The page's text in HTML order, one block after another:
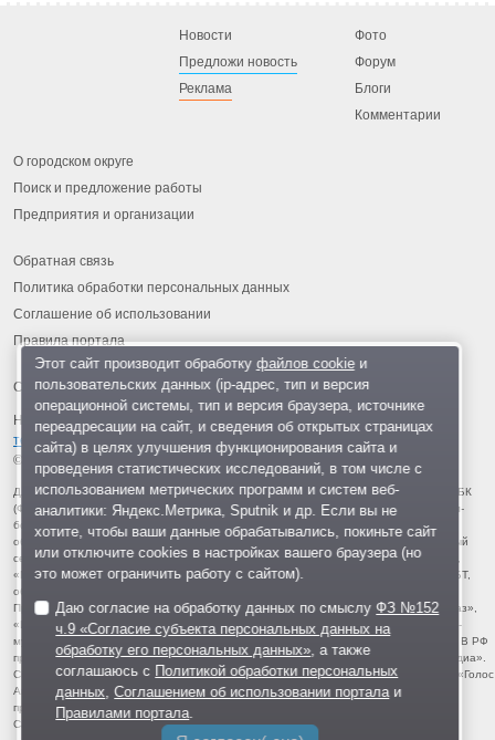
Новости
Предложи новость
Реклама
Фото
Форум
Блоги
Комментарии
О городском округе
Поиск и предложение работы
Предприятия и организации
Обратная связь
Политика обработки персональных данных
Соглашение об использовании
Правила портала
На информационном ресурсе применяются рекомендательные
технологии
© 2013-2026 «ОИНФО»,
сделано в Одинцово
Для читателей: В России признаны экстремистскими и запрещены организации ФБК
(Фонд борьбы с коррупцией, признан иноагентом), Штабы Навального, «Национал-
большевистская партия», «Свидетели Иеговы», «Армия воли народа», «Русский
общенациональный союз», «Движение против нелегальной иммиграции», «Правый
сектор», УНА-УНСО, УПА, «Тризуб им. Степана Бандеры», «Мизантропик дивижн»,
«Меджлис крымскотатарского народа», движение «Артподготовка», движение ЛГБТ,
общероссийская политическая партия «Воля», АУЕ, батальоны «Азов» и «Айдар».
Признаны террористическими и запрещены: «Движение Талибан», «Имарат Кавказ»,
«Исламское государство» (ИГ, ИГИЛ), Джебхад-ан-Нусра, «АУМ Синрике», «Братья-
мусульмане», «Аль-Каида в странах исламского Магриба», «Сеть», «Колумбайн». В РФ
признана нежелательной деятельность «Открытой России», издания «Проект Медиа».
СМИ-иноагентами признаны: телеканал «Дождь», «Медуза», «Важные истории», «Голос
Америки», радио «Свобода», The Insider, «Медиазона», ОВД-инфо. Иноагентами
признаны общество/центр «Мемориал», «Аналитический Центр Юрия Левады»,
Сахаровский центр. Instagram и Facebook (Metа) запрещены в РФ за экстремизм.
Этот сайт производит обработку файлов cookieи
пользовательских данных (ip-адрес, тип и версия
операционной системы, тип и версия браузера, источнике
переадресации на сайт, и сведения об открытых страницах
сайта) в целях улучшения функционирования сайта и
проведения статистических исследований, в том числе с
использованием метрических программ и систем веб-
аналитики: Яндекс.Метрика, Sputnik и др. Если вы не
хотите, чтобы ваши данные обрабатывались, покиньте сайт
или отключите cookies в настройках вашего браузера (но
это может ограничить работу с сайтом).
Даю согласие на обработку данных по смыслуФЗ №152
ч.9 «Согласие субъекта персональных данных на
обработку его персональных данных», а также
соглашаюсь с Политикой обработки персональных
данных ,Соглашением об использовании портала и
Правилами портала